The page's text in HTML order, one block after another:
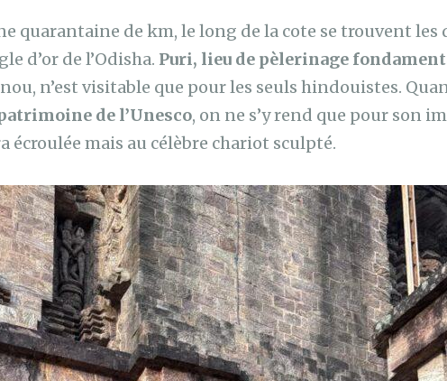
quarantaine de km, le long de la cote se trouvent les
d’or de l’Odisha. Puri, lieu de pèlerinage
n’est visitable que pour les seuls hindouistes.
de l’Unesco, on ne s’y rend que pour son
écroulée mais au célèbre chariot sculpté.